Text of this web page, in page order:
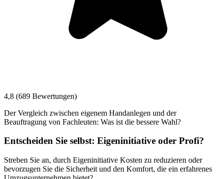
4,8 (689 Bewertungen)
Der Vergleich zwischen eigenem Handanlegen und der
Beauftragung von Fachleuten: Was ist die bessere Wahl?
Entscheiden Sie selbst: Eigeninitiative oder Profi?
Streben Sie an, durch Eigeninitiative Kosten zu reduzieren oder
bevorzugen Sie die Sicherheit und den Komfort, die ein erfahrenes